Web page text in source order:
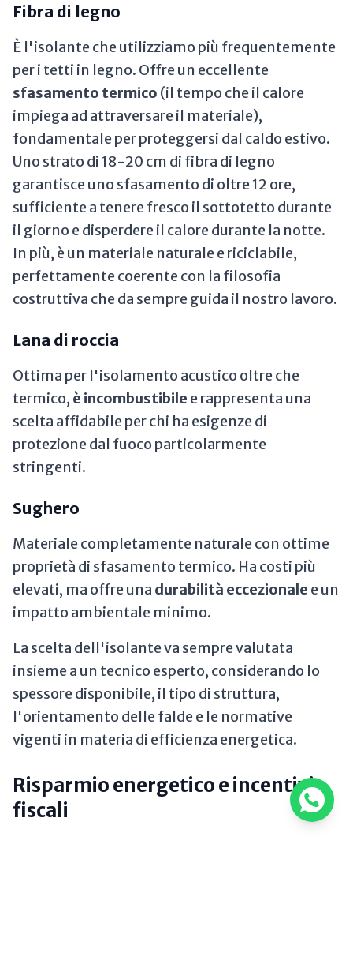
Fibra di legno
È l'isolante che utilizziamo più frequentemente
per i tetti in legno. Offre un eccellente
sfasamento termico (il tempo che il calore
impiega ad attraversare il materiale),
fondamentale per proteggersi dal caldo estivo.
Uno strato di 18-20 cm di fibra di legno
garantisce uno sfasamento di oltre 12 ore,
sufficiente a tenere fresco il sottotetto durante
il giorno e disperdere il calore durante la notte.
In più, è un materiale naturale e riciclabile,
perfettamente coerente con la filosofia
costruttiva che da sempre guida il nostro lavoro.
Lana di roccia
Ottima per l'isolamento acustico oltre che
termico, è incombustibile e rappresenta una
scelta affidabile per chi ha esigenze di
protezione dal fuoco particolarmente
stringenti.
Sughero
Materiale completamente naturale con ottime
proprietà di sfasamento termico. Ha costi più
elevati, ma offre una durabilità eccezionale e un
impatto ambientale minimo.
La scelta dell'isolante va sempre valutata
insieme a un tecnico esperto, considerando lo
spessore disponibile, il tipo di struttura,
l'orientamento delle falde e le normative
vigenti in materia di efficienza energetica.
Risparmio energetico e incentivi
fiscali